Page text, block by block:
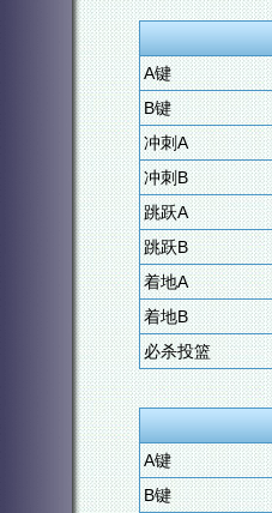
A键
B键
冲刺A
冲刺B
跳跃A
跳跃B
着地A
着地B
必杀投篮
A键
B键